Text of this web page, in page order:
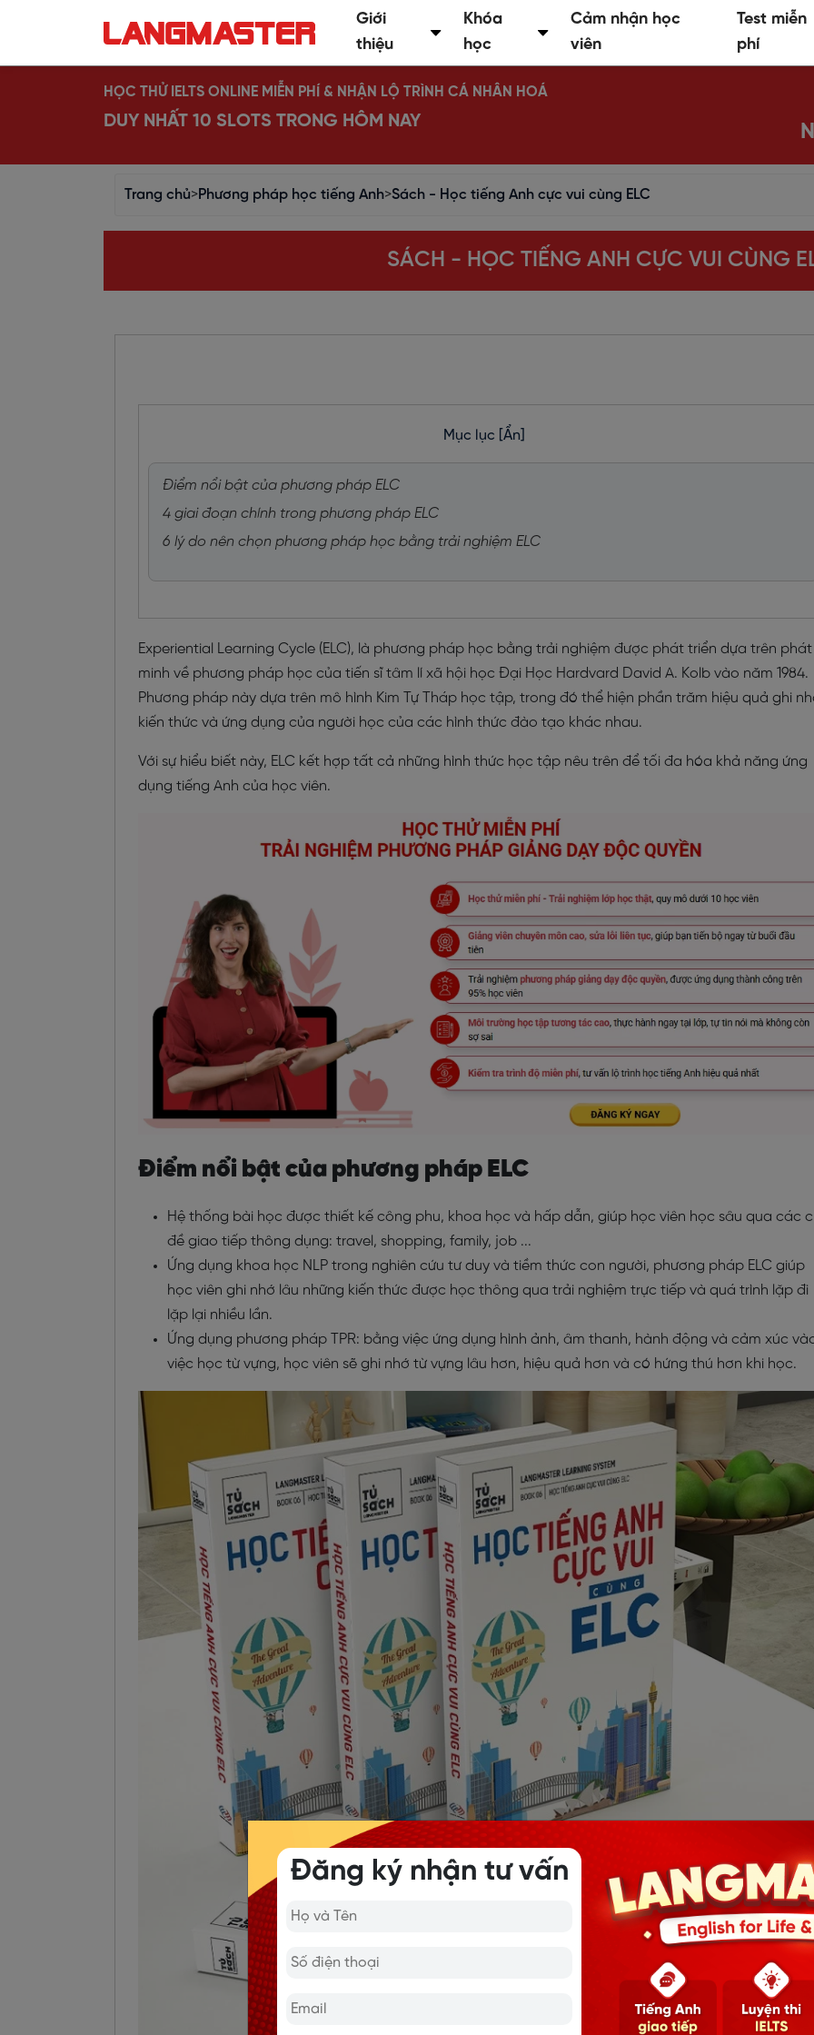
Giới
thiệu
Khóa
học
Cảm nhận học
viên
Test miễn
phí
HỌC THỬ IELTS ONLINE MIỄN PHÍ & NHẬN LỘ TRÌNH CÁ NHÂN HOÁ
DUY NHẤT 10 SLOTS TRONG HÔM NAY
Trang chủ>Phương pháp học tiếng Anh>Sách - Học tiếng Anh cực vui cùng ELC
SÁCH - HỌC TIẾNG ANH CỰC VUI CÙNG
Mục lục [Ẩn]
Điểm nổi bật của phương pháp ELC
4 giai đoạn chính trong phương pháp ELC
6 lý do nên chọn phương pháp học bằng trải nghiệm ELC
Experiential Learning Cycle (ELC), là phương pháp học bằng trải nghiệm được phát triển dựa trên phát
minh về phương pháp học của tiến sĩ tâm lí xã hội học Đại Học Hardvard David A. Kolb vào năm 1984.
Phương pháp này dựa trên mô hình Kim Tự Tháp học tập, trong đó thể hiện phần trăm hiệu quả ghi
kiến thức và ứng dụng của người học của các hình thức đào tạo khác nhau.
Với sự hiểu biết này, ELC kết hợp tất cả những hình thức học tập nêu trên để tối đa hóa khả năng ứng
dụng tiếng Anh của học viên.
Điểm nổi bật của phương pháp ELC
Hệ thống bài học được thiết kế công phu, khoa học và hấp dẫn, giúp học viên học sâu qua các
đề giao tiếp thông dụng: travel, shopping, family, job ...
Ứng dụng khoa học NLP trong nghiên cứu tư duy và tiềm thức con người, phương pháp ELC giúp
học viên ghi nhớ lâu những kiến thức được học thông qua trải nghiệm trực tiếp và quá trình lặp đi
lặp lại nhiều lần.
Ứng dụng phương pháp TPR: bằng việc ứng dụng hình ảnh, âm thanh, hành động và cảm xúc
việc học từ vựng, học viên sẽ ghi nhớ từ vựng lâu hơn, hiệu quả hơn và có hứng thú hơn khi học.
Đăng ký nhận tư vấn